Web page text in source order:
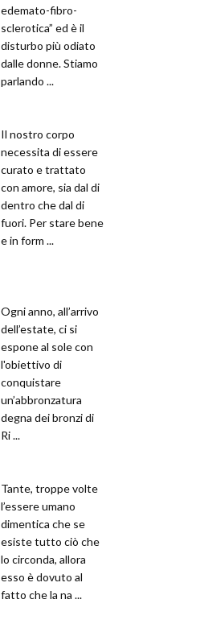
edemato-fibro-
sclerotica” ed è il
disturbo più odiato
dalle donne. Stiamo
parlando ...
Il nostro corpo
necessita di essere
curato e trattato
con amore, sia dal di
dentro che dal di
fuori. Per stare bene
e in form ...
Ogni anno, all’arrivo
dell’estate, ci si
espone al sole con
l'obiettivo di
conquistare
un’abbronzatura
degna dei bronzi di
Ri ...
Tante, troppe volte
l’essere umano
dimentica che se
esiste tutto ciò che
lo circonda, allora
esso è dovuto al
fatto che la na ...